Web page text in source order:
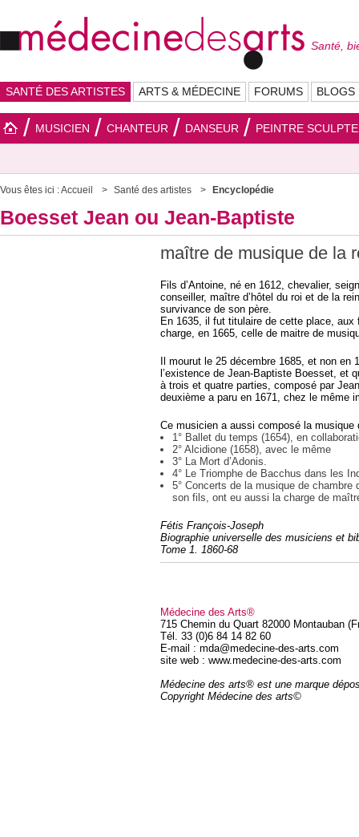
Santé,
SANTÉ DES ARTISTES ARTS & MÉDECINE FORUMS BLOGS
MUSICIEN CHANTEUR DANSEUR PEINTRE
Vous êtes ici :Accueil Santé des artistes Encyclopédie
Boesset Jean ou Jean-Baptiste
maître de musique de la
Fils d’Antoine, né en 1612, chevalier,
conseiller, maître d’hôtel du roi et de la
survivance de son père.
En 1635, il fut titulaire de cette place,
charge, en 1665, celle de maitre de
Il mourut le 25 décembre 1685, et non
l’existence de Jean-Baptiste Boesset, et
à trois et quatre parties, composé par
deuxième a paru en 1671, chez le même
Ce musicien a aussi composé la
1° Ballet du temps (1654), en
2° Alcidione (1658), avec le même
3° La Mort d’Adonis.
4° Le Triomphe de Bacchus dans les
5° Concerts de la musique de
son fils, ont eu aussi la charge de
Fétis François-Joseph
Biographie universelle des musiciens et
Tome 1. 1860-68
Médecine des Arts®
715 Chemin du Quart 82000 Montauban
Tél. 33 (0)6 84 14 82 60
E-mail : mda@medecine-des-arts.com
site web : www.medecine-des-arts.com
Médecine des arts® est une marque
Copyright Médecine des arts©